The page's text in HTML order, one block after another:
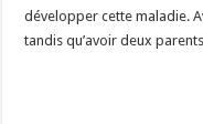
développer cette maladie.
tandis qu’avoir deux